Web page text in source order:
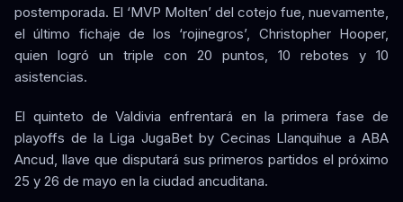
postemporada. El ‘MVP Molten’ del cotejo fue, nuevamente,
el último fichaje de los ‘rojinegros’, Christopher Hooper,
quien logró un triple con 20 puntos, 10 rebotes y 10
asistencias.
El quinteto de Valdivia enfrentará en la primera fase de
playoffs de la Liga JugaBet by Cecinas Llanquihue a ABA
Ancud, llave que disputará sus primeros partidos el próximo
25 y 26 de mayo en la ciudad ancuditana.